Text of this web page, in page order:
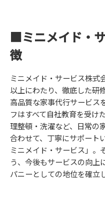
■ミニメイド・
徴
ミニメイド・サービス株式
以上にわたり、徹底した研
高品質な家事代行サービス
フはすべて自社教育を受け
理整頓・洗濯など、日常の
合わせて、丁寧にサポート
ミニメイド・サービス」。
う、今後もサービスの向上
パニーとしての地位を確立